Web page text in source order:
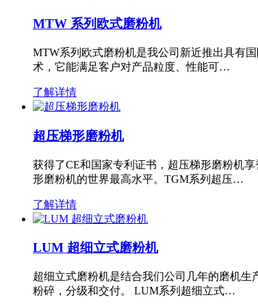
MTW 系列欧式磨粉机
MTW系列欧式磨粉机是我公司新近推出具有
术，它能满足客户对产品粒度、性能可…
了解详情
超压梯形磨粉机
获得了CE和国家专利证书，超压梯形磨粉机
形磨粉机的世界最高水平。TGM系列超压…
了解详情
LUM 超细立式磨粉机
超细立式磨粉机是结合我们公司几年的磨机
粉碎，分级和交付。 LUM系列超细立式…